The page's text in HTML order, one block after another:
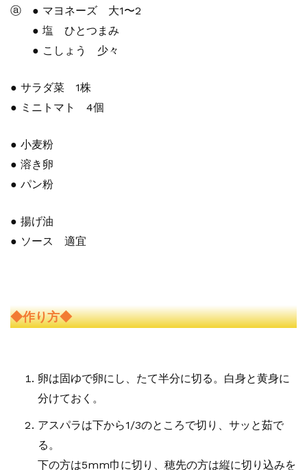
ⓐ ● マヨネーズ 大1〜2
● 塩 ひとつまみ
● こしょう 少々
● サラダ菜 1株
● ミニトマト 4個
● 小麦粉
● 溶き卵
● パン粉
● 揚げ油
● ソース 適宜
◆作り方◆
卵は固ゆで卵にし、たて半分に切る。白身と黄身に
分けておく。
アスパラは下から1/3のところで切り、サッと茹で
る。
下の方は5mm巾に切り、穂先の方は縦に切り込みを